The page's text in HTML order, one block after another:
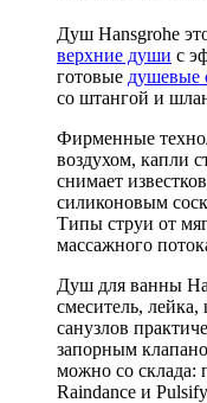
Душ Hansgrohe
верхние души с
готовые душевые
со штангой и
Фирменные
воздухом, капли
снимает
силиконовым
Типы струи от
массажного
Душ для ванны
смеситель,
санузлов
запорным
можно со склада:
Raindance и